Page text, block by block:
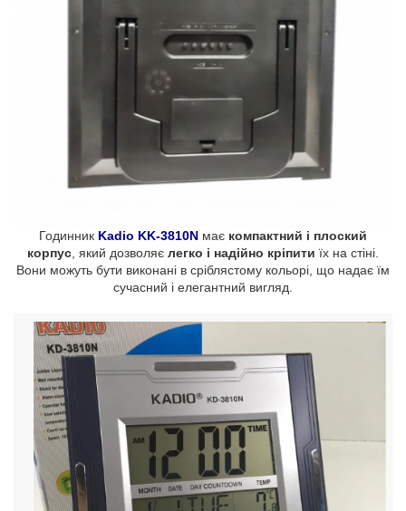
Годинник Kadio KK-3810N має компактний і плоский
корпус , який дозволяє легко і надійно кріпити їх на стіні.
Вони можуть бути виконані в сріблястому кольорі, що надає їм
сучасний і елегантний вигляд.